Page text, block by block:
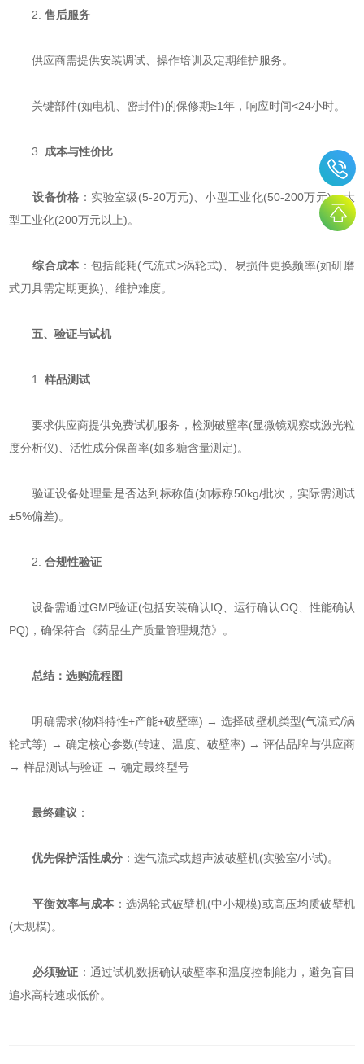
2. ​​售后服务​
供应商需提供安装调试、操作培训及定期维护服务。
关键部件(如电机、密封件)的保修期≥1年，响应时间<24小时。
3. ​ ​成本与性价比​
​设备价格​ ​：实验室级(5-20万元)、小型工业化(50-200万元)、大
型工业化(200万元以上)。
​综合成本​ ​：包括能耗(气流式>涡轮式)、易损件更换频率(如研磨
式刀具需定期更换)、维护难度。
​​五、验证与试机​
1. ​​样品测试​
要求供应商提供免费试机服务，检测破壁率(显微镜观察或激光粒
度分析仪)、活性成分保留率(如多糖含量测定)。
验证设备处理量是否达到标称值(如标称50kg/批次，实际需测试
±5%偏差)。
2. ​​合规性验证​
设备需通过GMP验证(包括安装确认IQ、运行确认OQ、性能确认
PQ)，确保符合《药品生产质量管理规范》。
​​总结：选购流程图​
明确需求(物料特性+产能+破壁率) → 选择破壁机类型(气流式/涡
轮式等) → 确定核心参数(转速、温度、破壁率) → 评估品牌与供应商
→ 样品测试与验证 → 确定最终型号
​​最终建议​ ​：
​​优先保护活性成分​ ​：选气流式或超声波破壁机(实验室/小试)。
​平衡效率与成本​ ​：选涡轮式破壁机(中小规模)或高压均质破壁机
(大规模)。
​必须验证​ ​：通过试机数据确认破壁率和温度控制能力，避免盲目
追求高转速或低价。